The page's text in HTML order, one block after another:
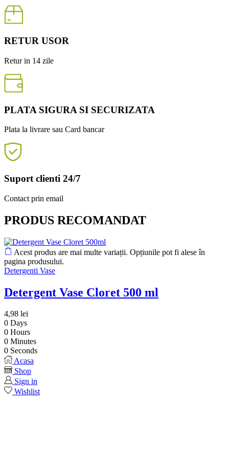
RETUR USOR
Retur in 14 zile
PLATA SIGURA SI SECURIZATA
Plata la livrare sau Card bancar
Suport clienti 24/7
Contact prin email
PRODUS RECOMANDAT
Acest produs are mai multe variații. Opțiunile pot fi alese în
pagina produsului.
Detergenti Vase
Detergent Vase Cloret 500 ml
4,98 lei
0 Days
0 Hours
0 Minutes
0 Seconds
Acasa
Shop
Sign in
Wishlist